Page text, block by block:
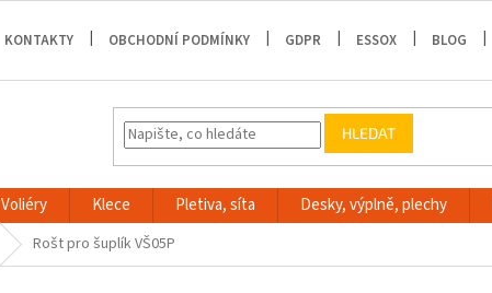
KONTAKTY OBCHODNÍ PODMÍNKY GDPR ESSOX BLOG
HLEDAT
Voliéry Klece Pletiva, síta Desky, výplně, plechy
Rošt pro šuplík VŠ05P